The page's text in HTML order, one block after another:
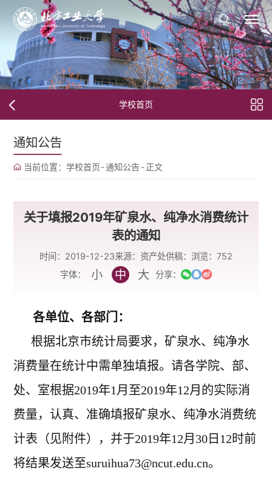
学校首页
通知公告
当前位置： 学校首页-通知公告-正文
关于填报2019年矿泉水、纯净水消费统计
表的通知
时间：2019-12-23来源：资产处供稿： 浏览： 752
字体：
小 中 大 分享：
各单位、各部门：
根据北京市统计局要求，矿泉水、纯净水
消费量在统计中需单独填报。请各学院、部、
处、室根据2019年1月至2019年12月的实际消
费量，认真、准确填报矿泉水、纯净水消费统
计表（见附件），并于2019年12月30日12时前
将结果发送至suruihua73@ncut.edu.cn。